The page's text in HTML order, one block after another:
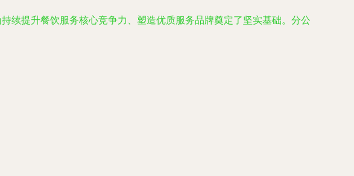
续提升餐饮服务核心竞争力、塑造优质服务品牌奠定了坚实基础。分公